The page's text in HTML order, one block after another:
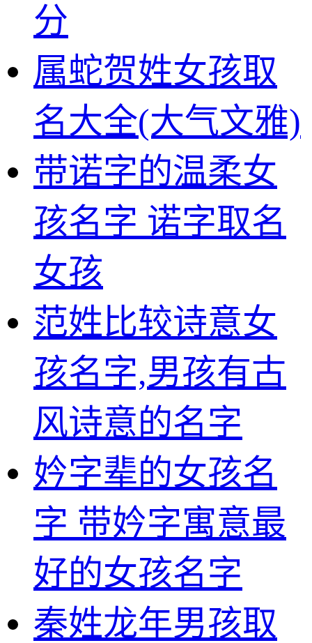
分
属蛇贺姓女孩取
名大全(大气文雅)
带诺字的温柔女
孩名字 诺字取名
女孩
范姓比较诗意女
孩名字,男孩有古
风诗意的名字
妗字辈的女孩名
字 带妗字寓意最
好的女孩名字
秦姓龙年男孩取